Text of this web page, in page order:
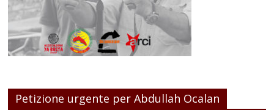
Petizione urgente per Abdullah Ocalan